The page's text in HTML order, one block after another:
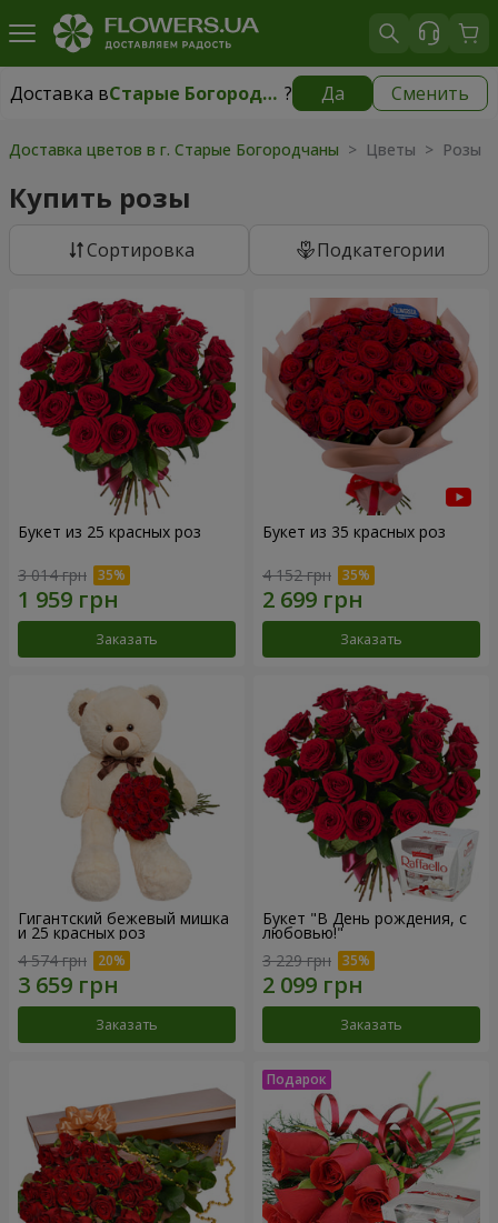
Доставка в Старые Богородчаны ? Да Сменить
Доставка вСтарые Богородчаны бесплатно
Доставка цветов в г. Старые Богородчаны > Цветы > Розы
Купить розы
Cортировка Подкатегории
Букет из 25 красных роз
3 014 грн
Заказать
Букет из 35 красных роз
4 152 грн
Заказать
Гигантский бежевый мишка
и 25 красных роз
4 574 грн
Заказать
Букет "В День рождения, с
любовью!"
3 229 грн
Заказать